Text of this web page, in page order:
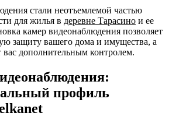
стали неотъемлемой частью
для жилья в деревне Тарасино и ее
камер видеонаблюдения позволяет
защиту вашего дома и имущества, а
вас дополнительным контролем.
профиль